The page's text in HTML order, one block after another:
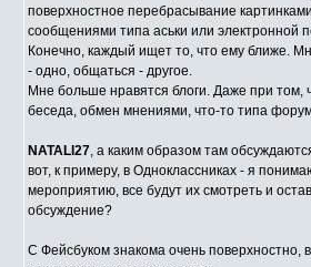
поверхностное перебрасывание
сообщениями типа аськи или электронной
Конечно, каждый ищет то, что ему ближе.
- одно, общаться - другое.
Мне больше нравятся блоги. Даже при том,
беседа, обмен мнениями, что-то типа
NATALI27, а каким образом там
вот, к примеру, в Одноклассниках - я
мероприятию, все будут их смотреть и
обсуждение?
С Фейсбуком знакома очень